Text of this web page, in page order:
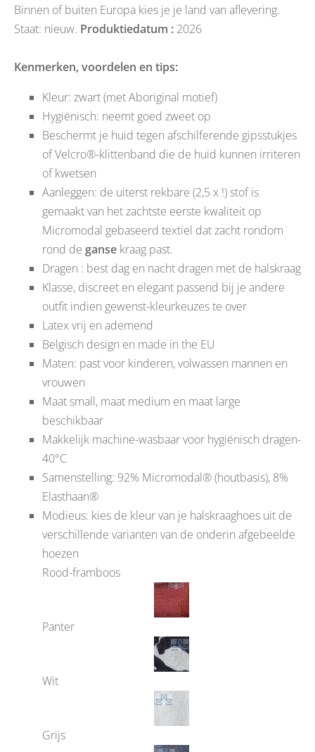
Binnen of buiten Europa kies je je land van aflevering.
Staat: nieuw. Produktiedatum : 2026
Kenmerken, voordelen en tips:
Kleur: zwart (met Aboriginal motief)
Hygiënisch: neemt goed zweet op
Beschermt je huid tegen afschilferende gipsstukjes
of Velcro®-klittenband die de huid kunnen irriteren
of kwetsen
Aanleggen: de uiterst rekbare (2,5 x !) stof is
gemaakt van het zachtste eerste kwaliteit op
Micromodal gebaseerd textiel dat zacht rondom
rond de ganse kraag past.
Dragen : best dag en nacht dragen met de halskraag
Klasse, discreet en elegant passend bij je andere
outfit indien gewenst-kleurkeuzes te over
Latex vrij en ademend
Belgisch design en made in the EU
Maten: past voor kinderen, volwassen mannen en
vrouwen
Maat small, maat medium en maat large
beschikbaar
Makkelijk machine-wasbaar voor hygiënisch dragen-
40°C
Samenstelling: 92% Micromodal® (houtbasis), 8%
Elasthaan®
Modieus: kies de kleur van je halskraaghoes uit de
verschillende varianten van de onderin afgebeelde
hoezen
Rood-framboos
Panter
Wit
Grijs